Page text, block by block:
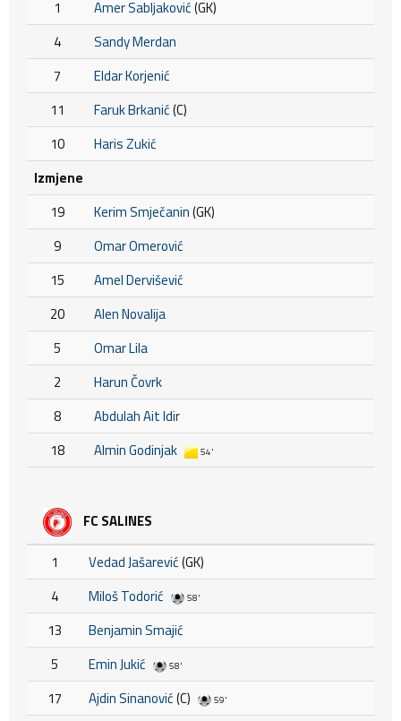
1 Amer Sabljaković(GK)
4
Sandy Merdan
7
Eldar Korjenić
11
Faruk Brkanić(C)
10
Haris Zukić
Izmjene
19
Kerim Smječanin(GK)
9
Omar Omerović
15
Amel Dervišević
20
Alen Novalija
5
Omar Lila
2
Harun Čovrk
8
Abdulah Ait Idir
18
Almin Godinjak 54'
FC SALINES
1 Vedad Jašarević(GK)
4
Miloš Todorić 58'
13
Benjamin Smajić
5
Emin Jukić 58'
17 Ajdin Sinanović(C) 59'